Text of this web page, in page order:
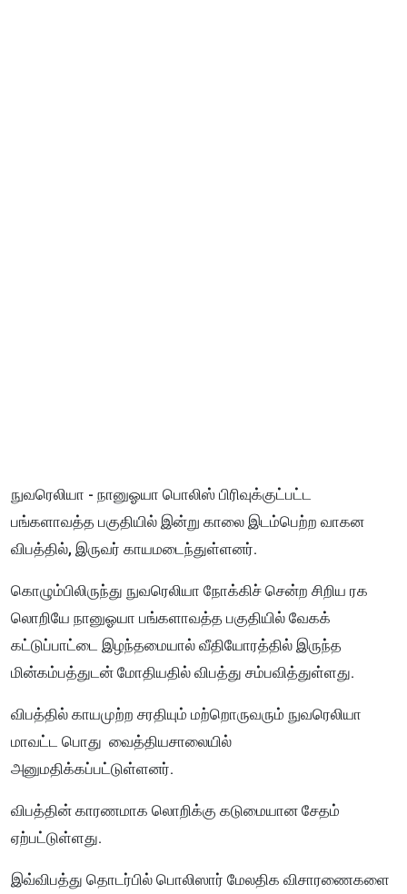
நுவரெலியா - நானுஓயா பொலிஸ் பிரிவுக்குட்பட்ட
பங்களாவத்த பகுதியில் இன்று காலை இடம்பெற்ற வாகன
விபத்தில், இருவர் காயமடைந்துள்ளனர்.
கொழும்பிலிருந்து நுவரெலியா நோக்கிச் சென்ற சிறிய ரக
லொறியே நானுஓயா பங்களாவத்த பகுதியில் வேகக்
கட்டுப்பாட்டை இழந்தமையால் வீதியோரத்தில் இருந்த
மின்கம்பத்துடன் மோதியதில் விபத்து சம்பவித்துள்ளது.
விபத்தில் காயமுற்ற சரதியும் மற்றொருவரும் நுவரெலியா
மாவட்ட பொது வைத்தியசாலையில்
அனுமதிக்கப்பட்டுள்ளனர்.
விபத்தின் காரணமாக லொறிக்கு கடுமையான சேதம்
ஏற்பட்டுள்ளது.
இவ்விபத்து தொடர்பில் பொலிஸார் மேலதிக விசாரணைகளை